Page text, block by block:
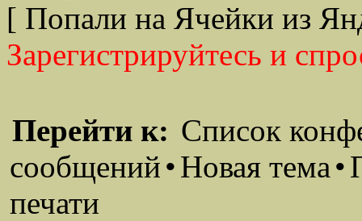
[ Попали на Ячейки из
Зарегистрируйтесь и
Перейти к: Список
сообщений•Новая тема•
печати